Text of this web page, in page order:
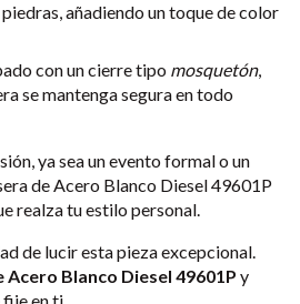
añadiendo un toque de color
con un cierre tipo mosquetón,
se mantenga segura en todo
ya sea un evento formal o un
de Acero Blanco Diesel 49601P
realza tu estilo personal.
de lucir esta pieza excepcional.
Blanco Diesel 49601P y